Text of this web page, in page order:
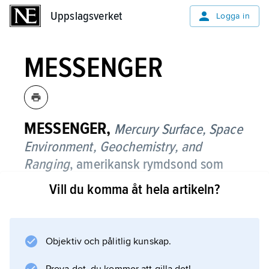
Uppslagsverket Logga in
MESSENGER
MESSENGER, Mercury Surface, Space
Environment, Geochemistry, and
Ranging, amerikansk rymdsond som
studerade planeten Merkurius från
omloppsbana 2011–15.
NASA
Vill du komma åt hela artikeln?
Objektiv och pålitlig kunskap.